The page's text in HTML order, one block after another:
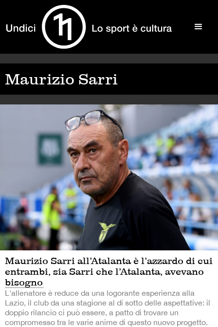
Maurizio Sarri
Maurizio Sarri all’Atalanta è l’azzardo di cui
entrambi, sia Sarri che l’Atalanta, avevano
bisogno
L'allenatore è reduce da una logorante esperienza alla
Lazio, il club da una stagione al di sotto delle aspettative: il
doppio rilancio ci può essere, a patto di trovare un
compromesso tra le varie anime di questo nuovo progetto.